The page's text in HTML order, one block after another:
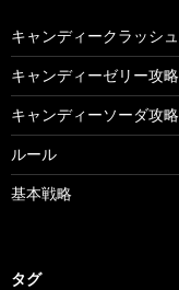
キャンディークラッシ
キャンディーゼリー攻略
キャンディーソーダ攻略
ルール
基本戦略
タグ